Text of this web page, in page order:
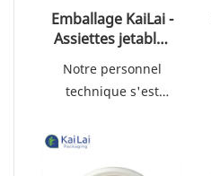
Emballage KaiLai -
Assiettes jetables
de bagasse de
canne à sucre
d'anniversaire
Notre personnel
technique s'est
améliorations et aux